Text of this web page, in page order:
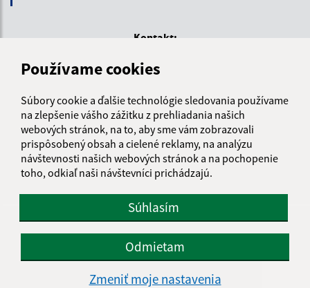
Používame cookies
Súbory cookie a ďalšie technológie sledovania používame
na zlepšenie vášho zážitku z prehliadania našich
webových stránok, na to, aby sme vám zobrazovali
prispôsobený obsah a cielené reklamy, na analýzu
návštevnosti našich webových stránok a na pochopenie
toho, odkiaľ naši návštevníci prichádzajú.
Súhlasím
Odmietam
Zmeniť moje nastavenia
Kontakt:
Obecný úrad Palín
072 13 Palín
info@obecpalin.eu
+421 56 649 72 03
IČO: 00325571